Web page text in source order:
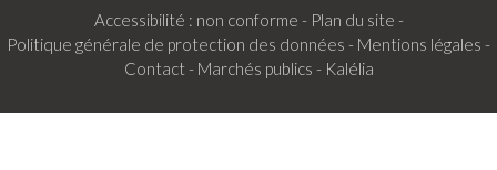
Accessibilité : non conforme - Plan du site -
Politique générale de protection des données - Mentions légales -
Contact - Marchés publics - Kalélia